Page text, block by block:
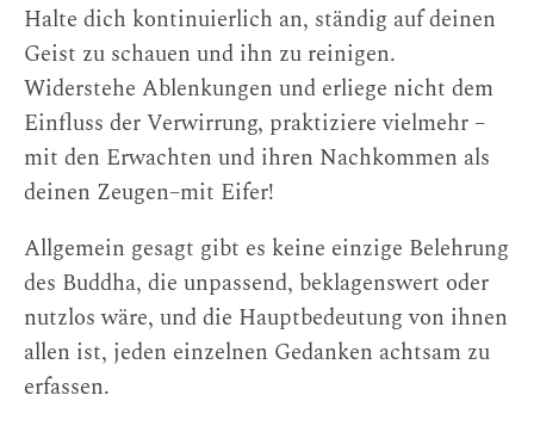
Halte dich kontinuierlich an, ständig auf deinen
Geist zu schauen und ihn zu reinigen.
Widerstehe Ablenkungen und erliege nicht dem
Einfluss der Verwirrung, praktiziere vielmehr –
mit den Erwachten und ihren Nachkommen als
deinen Zeugen–mit Eifer!
Allgemein gesagt gibt es keine einzige Belehrung
des Buddha, die unpassend, beklagenswert oder
nutzlos wäre, und die Hauptbedeutung von ihnen
allen ist, jeden einzelnen Gedanken achtsam zu
erfassen.